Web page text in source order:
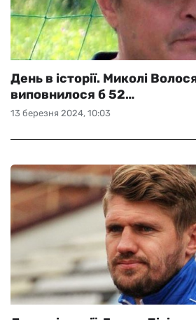
13 березня 2024, 10:03
День в історії. Миколі
виповнилося б 52…